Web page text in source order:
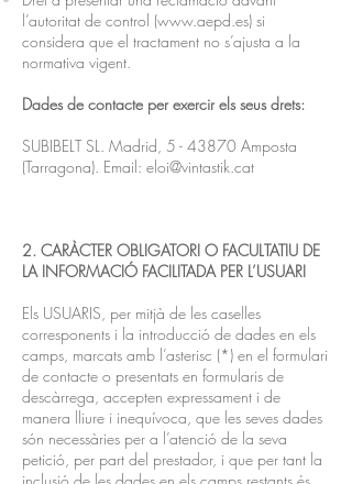
l’autoritat de control (www.aepd.es) si
considera que el tractament no s’ajusta a la
normativa vigent.
Dades de contacte per exercir els seus drets:
SUBIBELT SL. Madrid, 5 - 43870 Amposta
(Tarragona). Email: eloi@vintastik.cat
2. CARÀCTER OBLIGATORI O FACULTATIU DE
LA INFORMACIÓ FACILITADA PER L’USUARI
Els USUARIS, per mitjà de les caselles
corresponents i la introducció de dades en els
camps, marcats amb l’asterisc (*) en el formulari
de contacte o presentats en formularis de
descàrrega, accepten expressament i de
manera lliure i inequívoca, que les seves dades
són necessàries per a l’atenció de la seva
petició, per part del prestador, i que per tant la